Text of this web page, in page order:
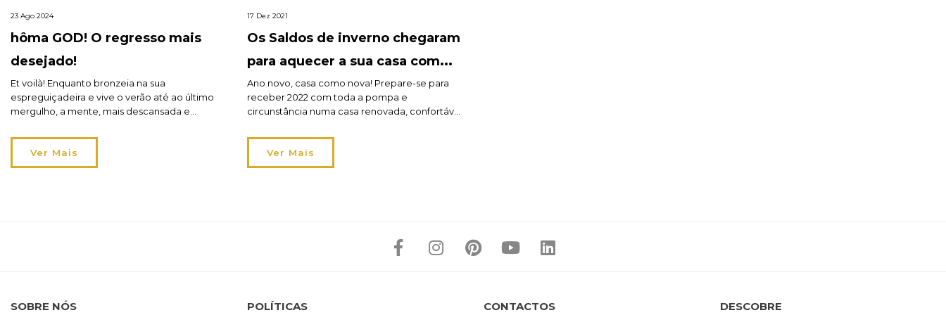
23 Ago 2024
hôma GOD! O regresso mais
desejado!
Et voilà! Enquanto bronzeia na sua
espreguiçadeira e vive o verão até ao último
mergulho, a mente, mais descansada e
dias de férias, a sensação de nostalgia pelas
memórias criadas mistura-se com o desejo
crescente de voltar para casa! O regresso mais
Ver Mais
17 Dez 2021
Os Saldos de inverno chegaram
para aquecer a sua casa com
descontos até 70%!
Ano novo, casa como nova! Prepare-se para
receber 2022 com toda a pompa e
circunstância numa casa renovada, confortável
final de ano a pensar em si e na sua casa. Os
Saldos de inverno da hôma trazem-lhe
milhares de artigos com descontos até 70%.
Ver Mais
SOBRE NÓS POLÍTICAS CONTACTOS DESCOBRE